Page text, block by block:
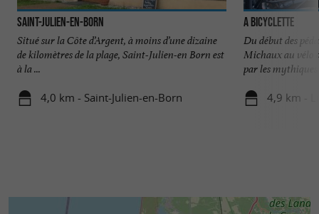
Saint-Julien-en-Born
Situé sur la Côte d’Argent, à moins d’une dizaine
de kilomètres de la plage, Saint-Julien-en Born est
à la ...
4,0 km - Saint-Julien-en-Born
A Bicyclette
Du début des
Michaux au vélo
par les mythiques
4,9 km -